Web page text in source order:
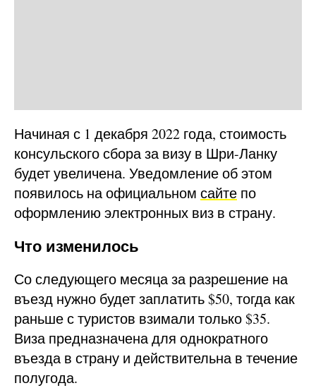
Начиная с 1 декабря 2022 года, стоимость
консульского сбора за визу в Шри-Ланку
будет увеличена. Уведомление об этом
появилось на официальном сайте по
оформлению электронных виз в страну.
Что изменилось
Со следующего месяца за разрешение на
въезд нужно будет заплатить $50, тогда как
раньше с туристов взимали только $35.
Виза предназначена для однократного
въезда в страну и действительна в течение
полугода.